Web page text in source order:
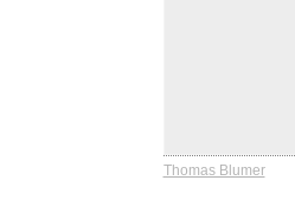
Thomas Blumer